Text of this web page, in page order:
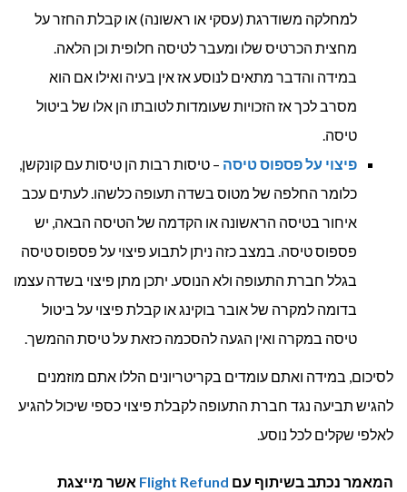
למחלקה משודרגת (עסקי או ראשונה) או קבלת החזר על
מחצית הכרטיס שלו ומעבר לטיסה חלופית וכן הלאה.
במידה והדבר מתאים לנוסע אז אין בעיה ואילו אם הוא
מסרב לכך אז הזכויות שעומדות לטובתו הן אלו של ביטול
טיסה.
פיצוי על פספוס טיסה – טיסות רבות הן טיסות עם קונקשן,
כלומר החלפה של מטוס בשדה תעופה כלשהו. לעתים עכב
איחור בטיסה הראשונה או הקדמה של הטיסה הבאה, יש
פספוס טיסה. במצב כזה ניתן לתבוע פיצוי על פספוס טיסה
בגלל חברת התעופה ולא הנוסע. יתכן מתן פיצוי בשדה עצמו
בדומה למקרה של אובר בוקינג או קבלת פיצוי על ביטול
טיסה במקרה ואין הגעה להסכמה כזאת על טיסת ההמשך.
לסיכום, במידה ואתם עומדים בקריטריונים הללו אתם מוזמנים
להגיש תביעה נגד חברת התעופה לקבלת פיצוי כספי שיכול להגיע
לאלפי שקלים לכל נוסע.
המאמר נכתב בשיתוף עם Flight Refund אשר מייצגת